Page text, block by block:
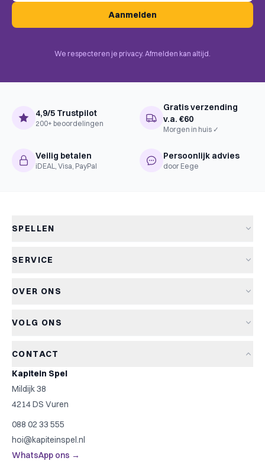
BoardGameGeek
Hexagon Grid, Modular Board,
Tech Trees / Tech Tracks, Variable
End Game Bonuses, Income,
Aanmelden
We respecteren je privacy. Afmelden kan altijd.
4,9/5 Trustpilot
200+ beoordelingen
Gratis verzending
v.a. €60
Morgen in huis ✓
Veilig betalen
iDEAL, Visa, PayPal
Persoonlijk advies
door Eege
SPELLEN
Nieuwe spellen
Kinderspellen
Top 10
SERVICE
Retourneren
OVER ONS
Het Kapiteinsspel
Spelregels
Contact
VOLG ONS
CONTACT
Kapitein Spel
Mildijk 38
4214 DS Vuren
088 02 33 555
hoi@kapiteinspel.nl
WhatsApp ons →